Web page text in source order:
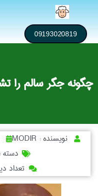
09193020819
چگونه جگر سالم
نویسنده :
دسته :
تعداد